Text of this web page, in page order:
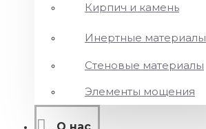
Кирпич и камень
Инертные материалы
Стеновые материалы
Элементы мощения